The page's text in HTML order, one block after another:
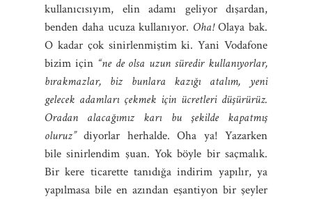
kullanıcısıyım, elin adamı geliyor dışardan,
benden daha ucuza kullanıyor. Oha!Olaya bak.
O kadar çok sinirlenmiştim ki. Yani Vodafone
bizim için “ne de olsa uzun süredir kullanıyorlar,
bırakmazlar, biz bunlara kazığı atalım, yeni
gelecek adamları çekmek için ücretleri düşürürüz.
Oradan alacağımız karı bu şekilde kapatmış
oluruz”diyorlar herhalde. Oha ya! Yazarken
bile sinirlendim şuan. Yok böyle bir saçmalık.
Bir kere ticarette tanıdığa indirim yapılır, ya
yapılmasa bile en azından eşantiyon bir şeyler